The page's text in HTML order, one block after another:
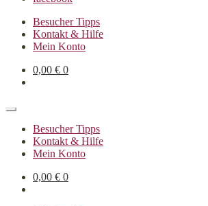
Besucher Tipps
Kontakt & Hilfe
Mein Konto
0,00 € 0
Besucher Tipps
Kontakt & Hilfe
Mein Konto
0,00 € 0